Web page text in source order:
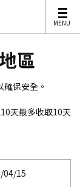
MENU
MENU
區
保安全。
天最多收取10天
04/15